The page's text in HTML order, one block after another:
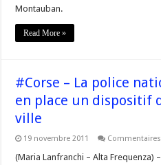
Montauban.
Read More »
#Corse – La police
en place un dispositif
ville
19 novembre 2011
(Maria Lanfranchi – Alta Frequenza)